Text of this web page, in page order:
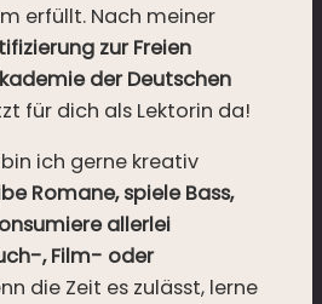
erfüllt. Nach meiner
zur Freien
der Deutschen
für dich als Lektorin da!
ich gerne kreativ
Romane, spiele Bass,
allerlei
, Film- oder
die Zeit es zulässt, lerne